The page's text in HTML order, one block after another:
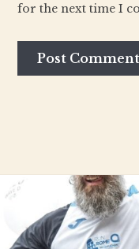
for the next time I